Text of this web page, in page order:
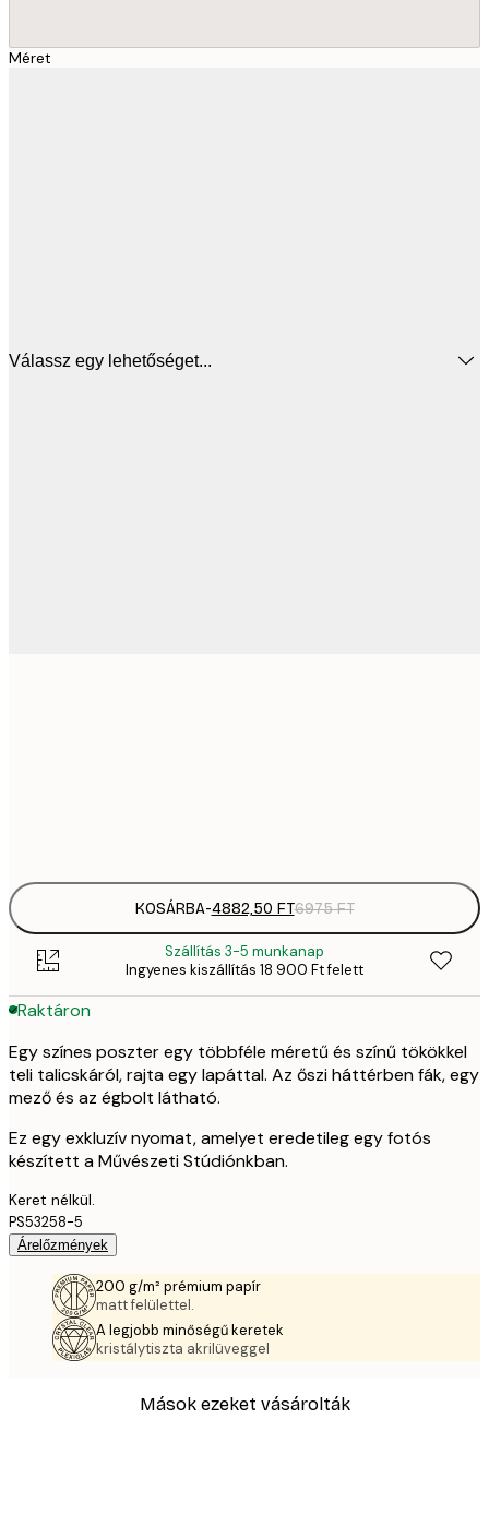
Méret
Válassz egy lehetőséget...
KOSÁRBA-4882,50 FT6975 FT
Szállítás 3-5 munkanap
Ingyenes kiszállítás 18 900 Ft felett
Raktáron
Egy színes poszter egy többféle méretű és színű tökökkel
teli talicskáról, rajta egy lapáttal. Az őszi háttérben fák, egy
mező és az égbolt látható.
Ez egy exkluzív nyomat, amelyet eredetileg egy fotós
készített a Művészeti Stúdiónkban.
Keret nélkül.
PS53258-5
Árelőzmények
200 g/m² prémium papír
matt felülettel.
A legjobb minőségű keretek
kristálytiszta akrilüveggel
Mások ezeket vásárolták